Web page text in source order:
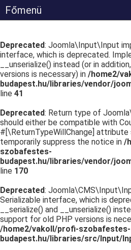
Deprecated: Joomla\Input\Input
interface, which is deprecated.
__unserialize() instead (or in
versions is necessary) in /home2/
budapest.hu/libraries/vendor/
line 41
Deprecated: Return type of
should either be compatible with
#[\ReturnTypeWillChange] attribute
temporarily suppress the notice in /
szobafestes-
budapest.hu/libraries/vendor/
line 170
Deprecated:
Serializable interface, which is
__serialize() and __unserialize()
support for old PHP versions is
/home2/vakoll/profi-szobafestes-
budapest.hu/libraries/src/Input/
Főmenü